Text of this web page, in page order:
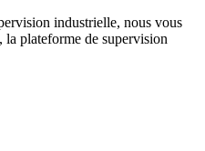
industrielle, nous vous
, la plateforme de supervision